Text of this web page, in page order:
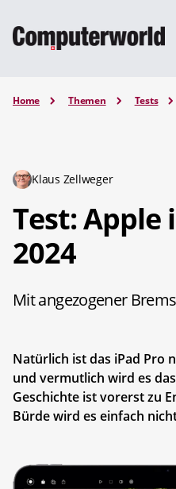
Home Themen Tests
Klaus Zellweger
Test: Apple
2024
Mit angezogener
Natürlich ist das iPad Pro
und vermutlich wird es
Geschichte ist vorerst zu
Bürde wird es einfach